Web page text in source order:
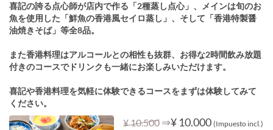
喜記の誇る点心師が店内で作る「2種蒸し点心」、メインは旬のお
魚を使用した「鮮魚の香港風セイロ蒸し」、そして「香港特製醤
油焼きそば」等全8品。
また香港料理はアルコールとの相性も抜群、お得な2時間飲み放題
付きのコースでドリンクも一緒にお楽しみいただけます。
喜記や香港料理を気軽に体験できるコースをまずは体験してみて
ください。
¥ 10.500 ⇒¥ 10.000 (Impuesto incl.)